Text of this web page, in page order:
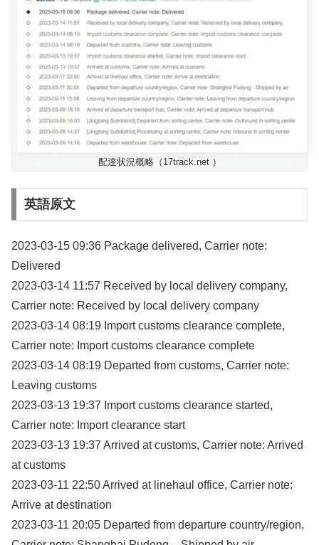
配達状況概略（17track.net ）
英語原文
2023-03-15 09:36 Package delivered, Carrier note:
Delivered
2023-03-14 11:57 Received by local delivery company,
Carrier note: Received by local delivery company
2023-03-14 08:19 Import customs clearance complete,
Carrier note: Import customs clearance complete
2023-03-14 08:19 Departed from customs, Carrier note:
Leaving customs
2023-03-13 19:37 Import customs clearance started,
Carrier note: Import clearance start
2023-03-13 19:37 Arrived at customs, Carrier note: Arrived
at customs
2023-03-11 22:50 Arrived at linehaul office, Carrier note:
Arrive at destination
2023-03-11 20:05 Departed from departure country/region,